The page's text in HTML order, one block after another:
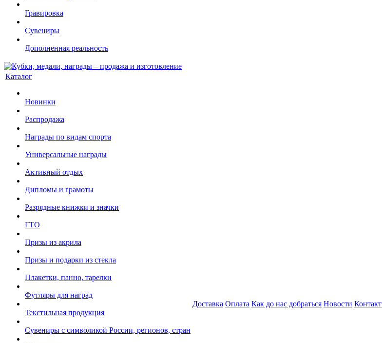
Гравировка
Сувениры
Дополненная реальность
Каталог
Новинки
Распродажа
Награды по видам спорта
Универсальные награды
Активный отдых
Дипломы и грамоты
Разрядные книжки и значки
ГТО
Призы из акрила
Призы и подарки из стекла
Плакетки, панно, тарелки
Футляры для наград
Текстильная продукция
Сувениры с символикой России, регионов, стран
Доставка Оплата Как до нас добраться Новости